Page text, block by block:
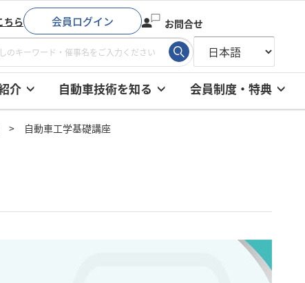
ちら 会員ログイン お問合せ
介 自動車技術を知る 会員制度・特典
自動車工学基礎講座